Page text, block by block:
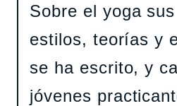
Sobre el yoga
estilos, teorías y
se ha escrito, y
jóvenes